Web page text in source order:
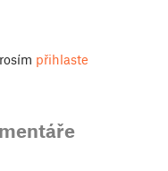
přihlaste